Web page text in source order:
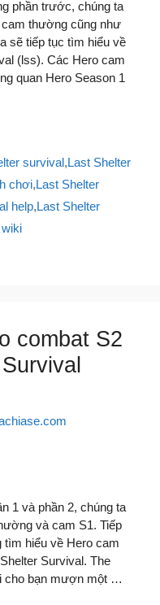
phần trước, chúng ta
thường cũng như
sẽ tiếp tục tìm hiểu về
(lss). Các Hero cam
quan Hero Season 1
survival,Last Shelter
chơi,Last Shelter
help,Last Shelter
combat S2
1 và phần 2, chúng ta
và cam S1. Tiếp
tìm hiểu về Hero cam
Survival. The
cho bạn mượn một …